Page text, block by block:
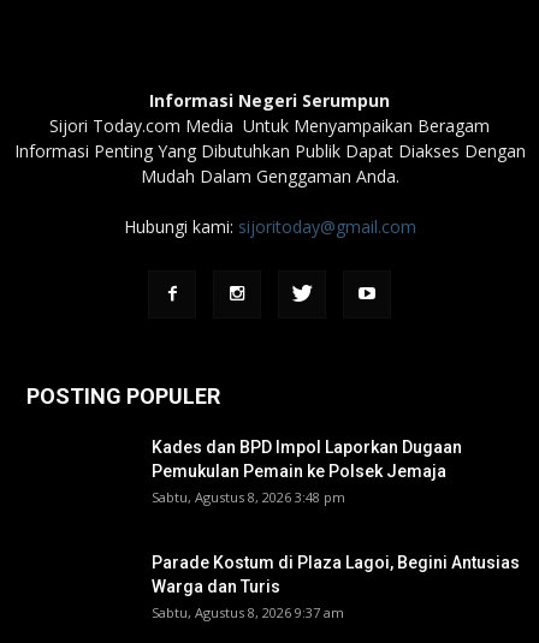
Informasi Negeri Serumpun
Sijori Today.com Media Untuk Menyampaikan Beragam
Informasi Penting Yang Dibutuhkan Publik Dapat Diakses Dengan
Mudah Dalam Genggaman Anda.
Hubungi kami: sijoritoday@gmail.com
POSTING POPULER
Kades dan BPD Impol Laporkan Dugaan
Pemukulan Pemain ke Polsek Jemaja
Sabtu, Agustus 8, 2026 3:48 pm
Parade Kostum di Plaza Lagoi, Begini Antusias
Warga dan Turis
Sabtu, Agustus 8, 2026 9:37 am